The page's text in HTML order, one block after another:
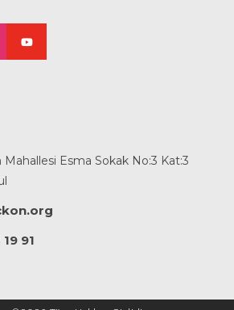
Mahallesi Esma Sokak No:3 Kat:3
91